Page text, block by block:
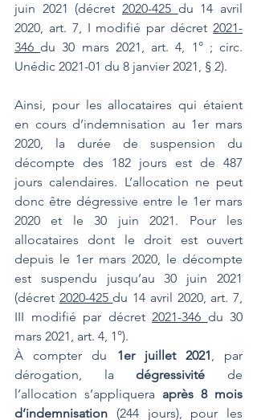
juin 2021 (décret 2020-425 du 14 avril
2020, art. 7, I modifié par décret 2021-
346 du 30 mars 2021, art. 4, 1° ; circ.
Unédic 2021-01 du 8 janvier 2021, § 2).
Ainsi, pour les allocataires qui étaient
en cours d’indemnisation au 1er mars
2020, la durée de suspension du
décompte des 182 jours est de 487
jours calendaires. L’allocation ne peut
donc être dégressive entre le 1er mars
2020 et le 30 juin 2021. Pour les
allocataires dont le droit est ouvert
depuis le 1er mars 2020, le décompte
est suspendu jusqu’au 30 juin 2021
(décret 2020-425 du 14 avril 2020, art. 7,
III modifié par décret 2021-346 du 30
mars 2021, art. 4, 1°).
À compter du 1er juillet 2021, par
dérogation, la dégressivité de
l’allocation s’appliquera après 8 mois
d’indemnisation (244 jours), pour les